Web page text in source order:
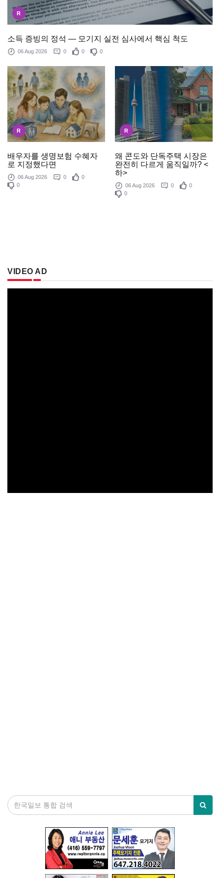
R
소득 증빙의 정석 — 모기지 실전 심사에서 핵심 척도
06 Aug 2026 0 0 0
R
배우자를 생명보험 수혜자
로 지정했다면
06 Aug 2026 0
0
0
R
왜 콘도와 단독주택 시장은
완전히 다르게 움직일까? <
하>
06 Aug 2026 0
0
0
VIDEO AD